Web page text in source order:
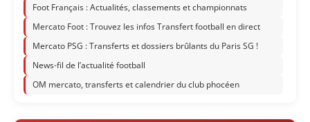
Foot Français : Actualités, classements et championnats
Mercato Foot : Trouvez les infos Transfert football en direct
Mercato PSG : Transferts et dossiers brûlants du Paris SG !
News-fil de l’actualité football
OM mercato, transferts et calendrier du club phocéen